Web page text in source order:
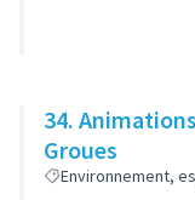
34.
Groues
Environnement,